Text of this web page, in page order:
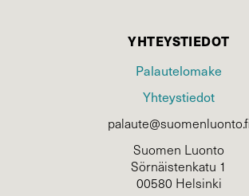
YHTEYSTIEDOT
Palautelomake
Yhteystiedot
palaute@suomenluonto.fi
Suomen Luonto
Sörnäistenkatu 1
00580 Helsinki